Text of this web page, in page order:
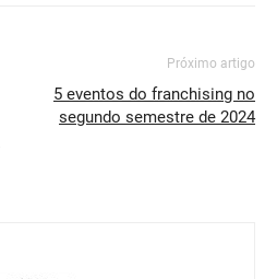
Próximo artigo
5 eventos do franchising no
segundo semestre de 2024